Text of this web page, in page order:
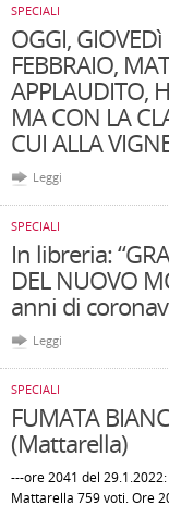
SPECIALI
OGGI,
FEBBRAIO,
APPLAUDITO,
MA CON LA
CUI ALLA
Leggi
SPECIALI
In libreria:
DEL NUOVO
anni di
Leggi
SPECIALI
FUMATA
(Mattarella)
---ore 2041 del
Mattarella 759 voti. Ore